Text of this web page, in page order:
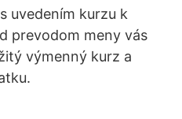
uvedením kurzu k
prevodom meny vás
výmenný kurz a